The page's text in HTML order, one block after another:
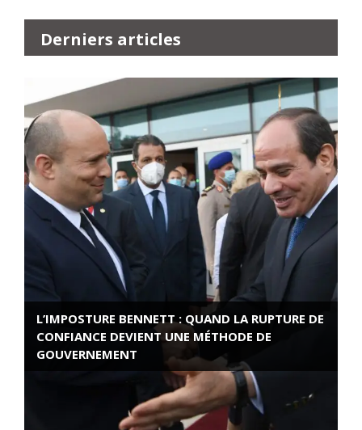
Derniers articles
L’IMPOSTURE BENNETT : QUAND LA RUPTURE DE
CONFIANCE DEVIENT UNE MÉTHODE DE
GOUVERNEMENT
ROSE VALLAND, HEROÏNE DE LA RESISTANCE